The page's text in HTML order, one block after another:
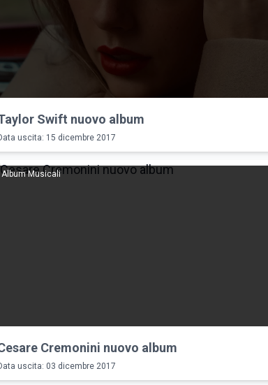
Swift nuovo album
uscita: 15 dicembre 2017
Album Musicali
Cremonini nuovo album
uscita: 03 dicembre 2017